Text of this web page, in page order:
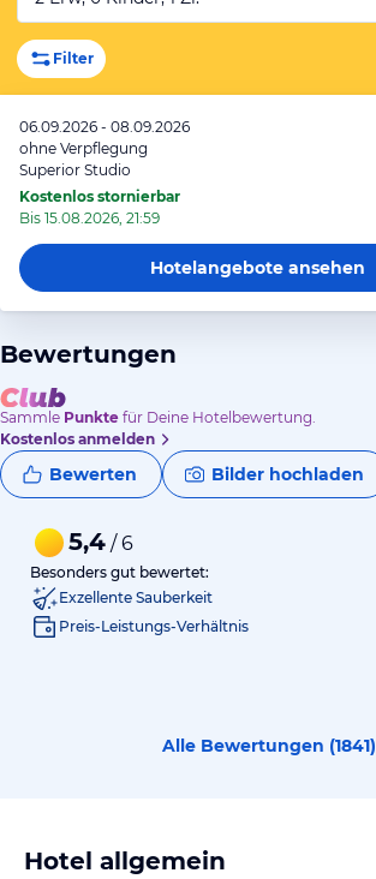
Filter
06.09.2026 - 08.09.2026
ohne Verpflegung
Superior Studio
Kostenlos stornierbar
Bis 15.08.2026, 21:59
Hotelangeboteansehen
Bewertungen
Sammle Punkte für Deine Hotelbewertung.
Kostenlos anmelden
Bewerten Bilder hochladen
5,4 / 6
Besonders gut bewertet:
Exzellente Sauberkeit
Preis-Leistungs-Verhältnis
Alle Bewertungen (1841)
Hotel allgemein